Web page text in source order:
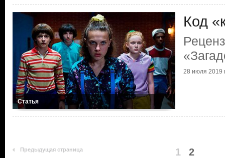
Статья
Код
28 июля 2019
Предыдущая страница 1 2